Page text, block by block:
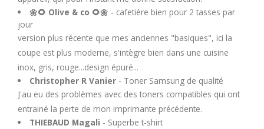
Y
Z
🌼🌻 Olive & co 🌻🌼 - cafetière bien pour 2 tasses par
jour
version plus récente que mes anciennes "basiques", ici la
coupe est plus moderne, s'intègre bien dans une cuisine
inox, gris, rouge...design épuré...
Christopher R Vanier- Toner Samsung de qualité
J'au eu des problèmes avec des toners compatibles qui ont
entrainé la perte de mon imprimante précédente.
THIEBAUD Magali - Superbe t-shirt